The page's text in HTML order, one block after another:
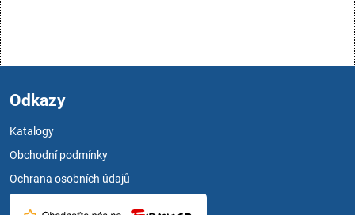
Odkazy
Katalogy
Obchodní podmínky
Ochrana osobních údajů